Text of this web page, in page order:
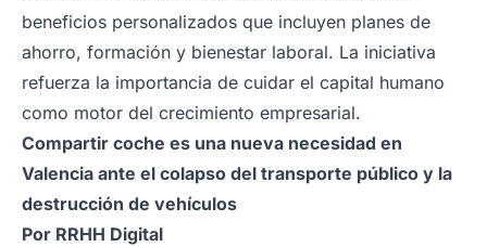
beneficios personalizados que incluyen planes de
ahorro, formación y bienestar laboral. La iniciativa
refuerza la importancia de cuidar el capital humano
como motor del crecimiento empresarial.
Compartir coche es una nueva necesidad en
Valencia ante el colapso del transporte público y la
destrucción de vehículos
Por RRHH Digital